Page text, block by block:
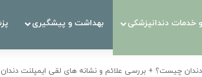
خدمات دندانپزشکی بهداشت و پیشگیری
چیست؟ + بررسی علائم و نشانه های لقی ایمپلنت دندان